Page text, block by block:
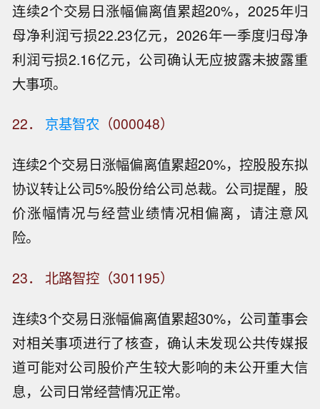
连续2个交易日涨幅偏离值累超20%，2025年归
母净利润亏损22.23亿元，2026年一季度归母净
利润亏损2.16亿元，公司确认无应披露未披露重
大事项。
22． 京基智农 （000048）
连续2个交易日涨幅偏离值累超20%，控股股东拟
协议转让公司5%股份给公司总裁。公司提醒，股
价涨幅情况与经营业绩情况相偏离，请注意风
险。
23． 北路智控（301195）
连续3个交易日涨幅偏离值累超30%，公司董事会
对相关事项进行了核查，确认未发现公共传媒报
道可能对公司股价产生较大影响的未公开重大信
息，公司日常经营情况正常。